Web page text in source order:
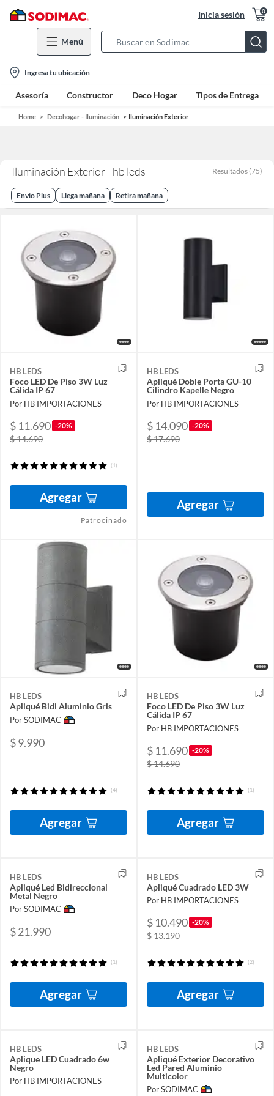
Inicia sesión 0
Menú
Bar
location-
icon
Ingresa tu ubicación
Asesoría Constructor Deco Hogar Tipos de Entrega
Home Decohogar - Iluminación Iluminación Exterior
Iluminación Exterior - hb leds Resultados (75)
Envio Plus Llega mañana Retira mañana
HB LEDS
Foco LED De Piso 3W Luz
Cálida IP 67
Por HB IMPORTACIONES
$ 11.690 -20%
$ 14.690
(1)
Agregar
Patrocinado
HB LEDS
Apliqué Doble Porta GU-10
Cilindro Kapelle Negro
Por HB IMPORTACIONES
$ 14.090 -20%
$ 17.690
Agregar
HB LEDS
Apliqué Bidi Aluminio Gris
Por SODIMAC
$ 9.990
(4)
Agregar
HB LEDS
Foco LED De Piso 3W Luz
Cálida IP 67
Por HB IMPORTACIONES
$ 11.690 -20%
$ 14.690
(1)
Agregar
HB LEDS
Apliqué Led Bidireccional
Metal Negro
Por SODIMAC
$ 21.990
(1)
Agregar
HB LEDS
Apliqué Cuadrado LED 3W
Por HB IMPORTACIONES
$ 10.490 -20%
$ 13.190
(2)
Agregar
HB LEDS
Aplique LED Cuadrado 6w
Negro
Por HB IMPORTACIONES
HB LEDS
Apliqué Exterior Decorativo
Led Pared Aluminio
Multicolor
Por SODIMAC